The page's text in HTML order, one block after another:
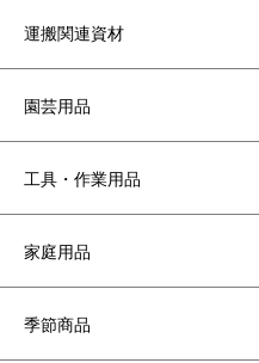
運搬関連資材
園芸用品
工具・作業用品
家庭用品
季節商品